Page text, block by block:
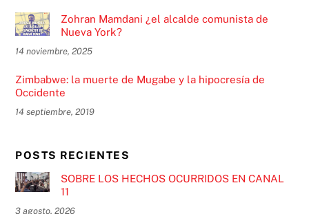
Zohran Mamdani ¿el alcalde comunista de
Nueva York?
14 noviembre, 2025
Zimbabwe: la muerte de Mugabe y la hipocresía de
Occidente
14 septiembre, 2019
POSTS RECIENTES
SOBRE LOS HECHOS OCURRIDOS EN CANAL
11
3 agosto, 2026